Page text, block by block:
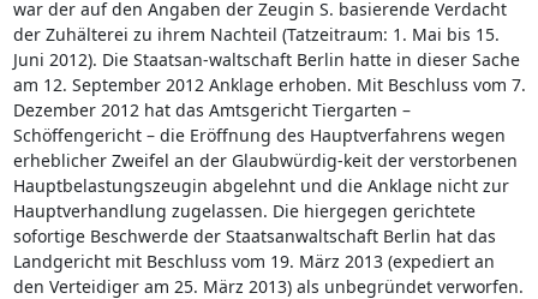
war der auf den Angaben der Zeugin S. basierende Verdacht
der Zuhälterei zu ihrem Nachteil (Tatzeitraum: 1. Mai bis 15.
Juni 2012). Die Staatsan-waltschaft Berlin hatte in dieser Sache
am 12. September 2012 Anklage erhoben. Mit Beschluss vom 7.
Dezember 2012 hat das Amtsgericht Tiergarten –
Schöffengericht – die Eröffnung des Hauptverfahrens wegen
erheblicher Zweifel an der Glaubwürdig-keit der verstorbenen
Hauptbelastungszeugin abgelehnt und die Anklage nicht zur
Hauptverhandlung zugelassen. Die hiergegen gerichtete
sofortige Beschwerde der Staatsanwaltschaft Berlin hat das
Landgericht mit Beschluss vom 19. März 2013 (expediert an
den Verteidiger am 25. März 2013) als unbegründet verworfen.